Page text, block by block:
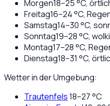
Morgen18–25°C,
Freitag16–24°C,
Samstag14–30°C,
Sonntag19–28°C,
Montag17–28°C,
Dienstag18–31 °C,
Wetter in der Umgebung:
Trautenfels18–27°C